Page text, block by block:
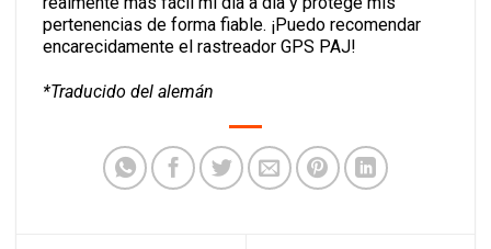
pertenencias de forma fiable. ¡Puedo recomendar
encarecidamente el rastreador GPS PAJ!
*Traducido del alemán